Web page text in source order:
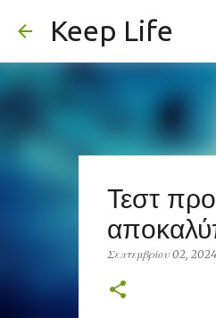
Keep Life
Τεστ
Σεπτεμβρίου 02, 2024